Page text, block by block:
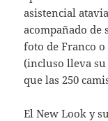
asistencial
acompañado de
foto de Franco
(incluso lleva
que las 250
El New Look y